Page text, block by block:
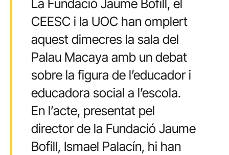
La Fundació Jaume Bofill, el
CEESC i la UOC han omplert
aquest dimecres la sala del
Palau Macaya amb un debat
sobre la figura de l’educador i
educadora social a l’escola.
En l’acte, presentat pel
director de la Fundació Jaume
Bofill, Ismael Palacín, hi han